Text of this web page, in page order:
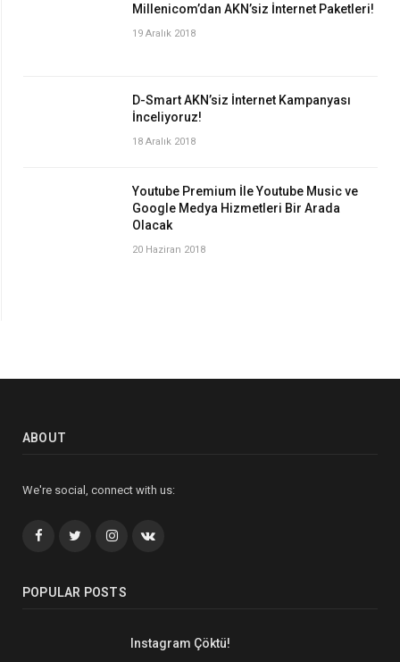
Millenicom’dan AKN’siz İnternet Paketleri!
19 Aralık 2018
D-Smart AKN’siz İnternet Kampanyası
İnceliyoruz!
18 Aralık 2018
Youtube Premium İle Youtube Music ve
Google Medya Hizmetleri Bir Arada
Olacak
20 Haziran 2018
ABOUT
We're social, connect with us:
FacebookTwitterİnstagram+
VK
POPULAR POSTS
Instagram Çöktü!